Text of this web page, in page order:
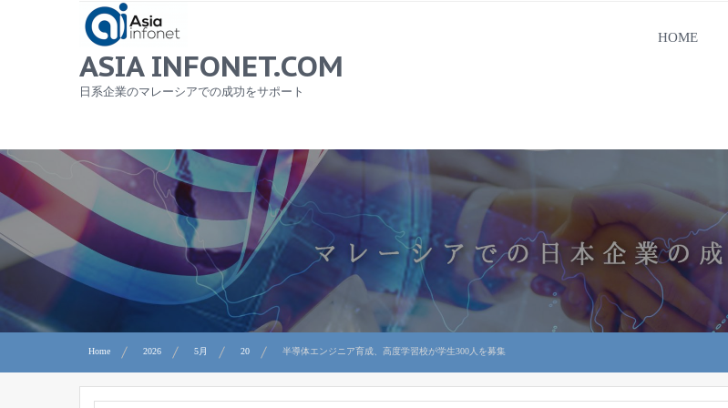
ASIA INFONET.COM
日系企業のマレーシアでの成功をサポート
HOME
Home 2026 5月 20 半導体エンジニア育成、高度学習校が学生300人を募集